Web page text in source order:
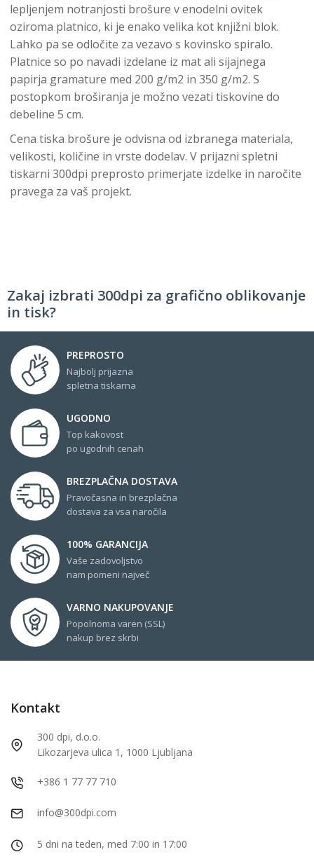
lepljenjem notranjosti brošure v enodelni ovitek
oziroma platnico, ki je enako velika kot knjižni blok.
Lahko pa se odločite za vezavo s kovinsko spiralo.
Platnice so po navadi izdelane iz mat ali sijajnega
papirja gramature med 200 g/m2 in 350 g/m2. S
postopkom broširanja je možno vezati tiskovine do
debeline 5 cm.
Cena tiska brošure je odvisna od izbranega materiala,
velikosti, količine in vrste dodelav. V prijazni spletni
tiskarni 300dpi preprosto primerjate izdelke in naročite
pravega za vaš projekt.
Zakaj izbrati 300dpi za grafično oblikovanje
in tisk?
PREPROSTO
Najbolj prijazna
spletna tiskarna
UGODNO
Top kakovost
po ugodnih cenah
BREZPLAČNA DOSTAVA
Pravočasna in brezplačna
dostava za vsa naročila
100% GARANCIJA
Vaše zadovoljstvo
nam pomeni največ
VARNO NAKUPOVANJE
Popolnoma varen (SSL)
nakup brez skrbi
Kontakt
300 dpi, d.o.o.
Likozarjeva ulica 1, 1000 Ljubljana
+386 1 77 77 710
info@300dpi.com
5 dni na teden, med 7:00 in 17:00